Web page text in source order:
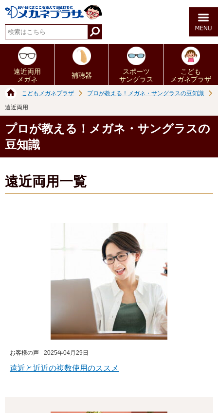
遠近両用
メガネ
補聴器
スポーツ
サングラス
こども
メガネプラザ
こどもメガネプラザ プロが教える！メガネ・サングラスの豆知識
遠近両用
プロが教える！メガネ・サングラスの
豆知識
遠近両用一覧
お客様の声 2025年04月29日
遠近と近近の複数使用のススメ